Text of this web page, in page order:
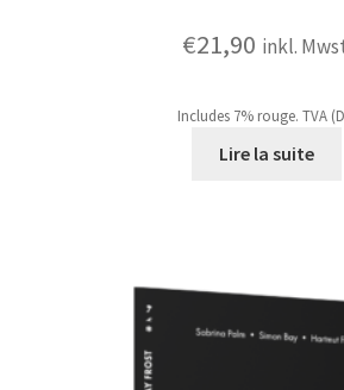
€21,90 inkl.
Includes 7% rouge. TVA
Lire la suite